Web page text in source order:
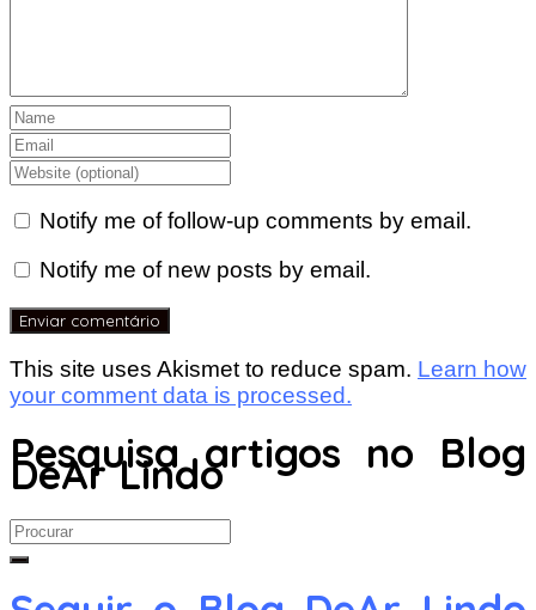
Notify me of follow-up comments by email.
Notify me of new posts by email.
This site uses Akismet to reduce spam. Learn how
your comment data is processed.
Pesquisa artigos no Blog
DeAr Lindo
Search
for: